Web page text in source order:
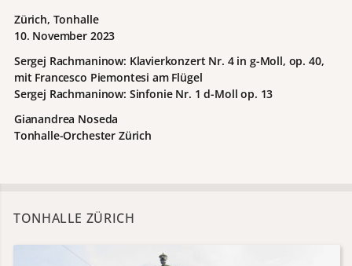
Zürich, Tonhalle
10. November 2023
Sergej Rachmaninow: Klavierkonzert Nr. 4 in g-Moll, op. 40,
mit Francesco Piemontesi am Flügel
Sergej Rachmaninow: Sinfonie Nr. 1 d-Moll op. 13
Gianandrea Noseda
Tonhalle-Orchester Zürich
TONHALLE ZÜRICH